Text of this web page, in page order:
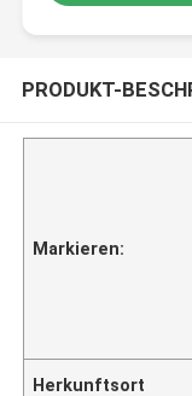
PRODUKT-
Markieren:
Herkunftsort